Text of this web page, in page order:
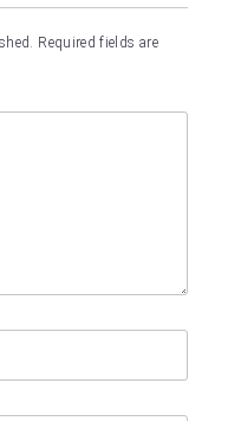
Required fields are